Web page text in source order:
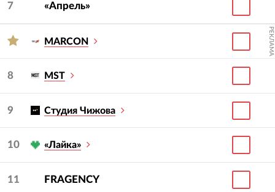
7 «Апрель»
MARCON РЕКЛАМА
8 MST
9 Студия Чижова
10 «Лайка»
11 FRAGENCY